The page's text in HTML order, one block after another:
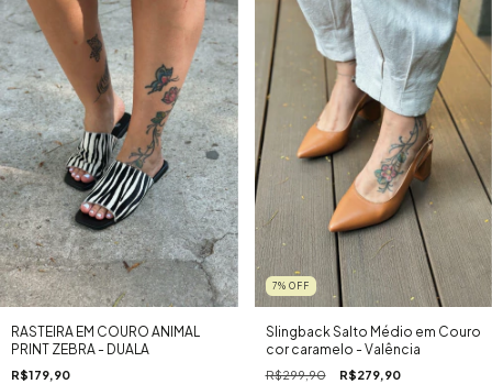
RASTEIRA EM COURO ANIMAL
PRINT ZEBRA - DUALA
R$179,90
7% OFF
Slingback Salto Médio em Couro
cor caramelo - Valência
R$299,90 R$279,90